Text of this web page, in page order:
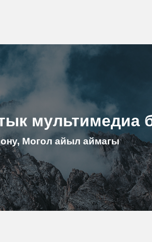
мультимедиа
Могол айыл аймагы